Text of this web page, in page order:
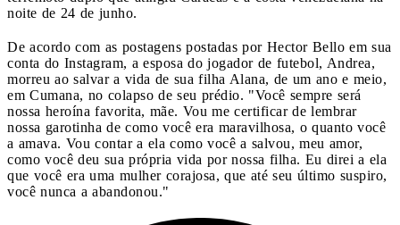
noite de 24 de junho.
De acordo com as postagens postadas por Hector Bello em sua
conta do Instagram, a esposa do jogador de futebol, Andrea,
morreu ao salvar a vida de sua filha Alana, de um ano e meio,
em Cumana, no colapso de seu prédio. "Você sempre será
nossa heroína favorita, mãe. Vou me certificar de lembrar
nossa garotinha de como você era maravilhosa, o quanto você
a amava. Vou contar a ela como você a salvou, meu amor,
como você deu sua própria vida por nossa filha. Eu direi a ela
que você era uma mulher corajosa, que até seu último suspiro,
você nunca a abandonou."